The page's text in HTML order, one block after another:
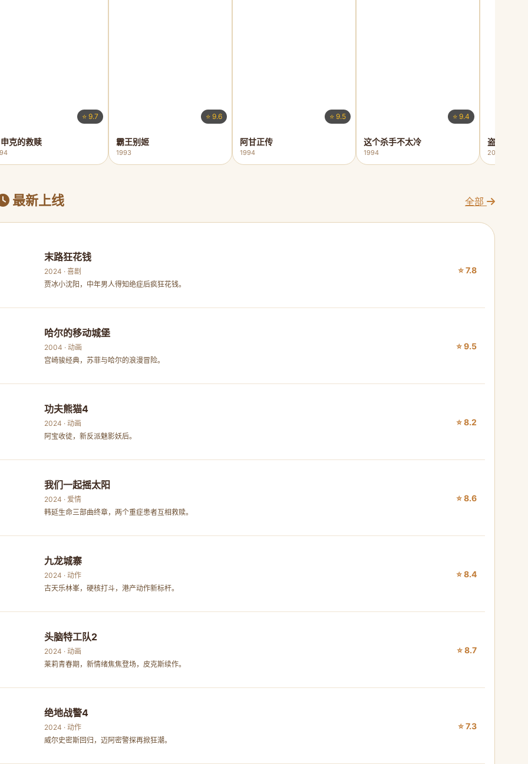
⭐ 9.7
克的救赎
⭐ 9.6
霸王别姬
1993
⭐ 9.5
阿甘正传
1994
⭐ 9.4
这个杀手不太冷
1994
盗梦空间
2010
最新上线 全部
末路狂花钱
2024 · 喜剧
贾冰小沈阳，中年男人得知绝症后疯狂花钱。
⭐ 7.8
哈尔的移动城堡
2004 · 动画
宫崎骏经典，苏菲与哈尔的浪漫冒险。
⭐ 9.5
功夫熊猫4
2024 · 动画
阿宝收徒，新反派魅影妖后。
⭐ 8.2
我们一起摇太阳
2024 · 爱情
韩延生命三部曲终章，两个重症患者互相救赎。
⭐ 8.6
九龙城寨
2024 · 动作
古天乐林峯，硬核打斗，港产动作新标杆。
⭐ 8.4
头脑特工队2
2024 · 动画
莱莉青春期，新情绪焦焦登场，皮克斯续作。
⭐ 8.7
绝地战警4
2024 · 动作
威尔史密斯回归，迈阿密警探再掀狂潮。
⭐ 7.3